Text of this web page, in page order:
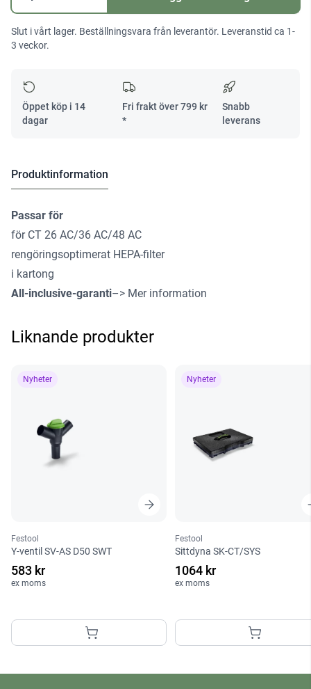
HEPA-
CT26/36/48
Slut i vårt lager. Beställningsvara från leverantör. Leveranstid ca 1-
3 veckor.
Öppet köp i 14
dagar
Fri frakt över799 kr
*
Snabb
leverans
Produktinformation
Passar för
för CT 26 AC/36 AC/48 AC
rengöringsoptimerat HEPA-filter
i kartong
All-inclusive-garanti–> Mer information
Liknande produkter
Nyheter
Festool
Y-ventil SV-AS D50 SWT
583 kr
ex moms
Nyheter
Festool
Sittdyna SK-CT/SYS
1064 kr
ex moms